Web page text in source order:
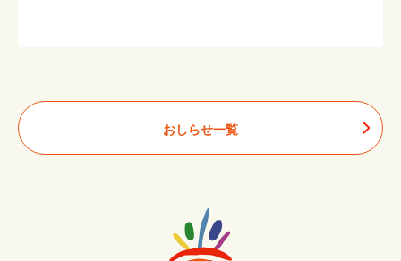
おしらせ一覧